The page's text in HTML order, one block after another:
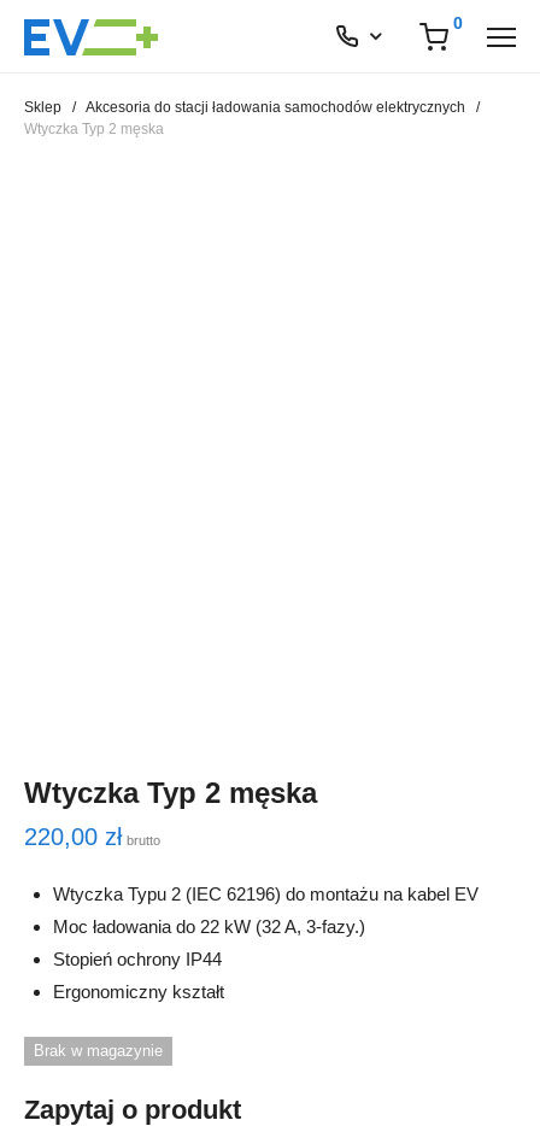
0
Sklep / Akcesoria do stacji ładowania samochodów elektrycznych
/
Wtyczka Typ 2 męska
Wtyczka Typ 2 męska
220,00 zł brutto
Wtyczka Typu 2 (‎IEC 62196) do montażu na kabel EV
Moc ładowania do 22 kW (32 A, 3-fazy.)
Stopień ochrony IP44
Ergonomiczny kształt
Brak w magazynie
Zapytaj o produkt